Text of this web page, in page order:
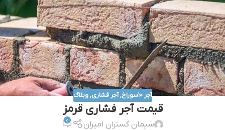
آجر ۱۰سوراخ ,آجر فشاری,وبلاگ
قيمت آجر فشاري قرمز
سیمان گستران امیران 0